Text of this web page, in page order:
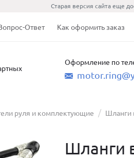
Старая версия сайта еще
Ответ Как оформить заказ
Оформление по
руля и комплектующие Шланги
Шланги